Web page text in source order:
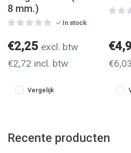
8 mm.)
In stock
€2,25 excl. btw
€2,72 incl. btw
Vergelijk
Recente producten